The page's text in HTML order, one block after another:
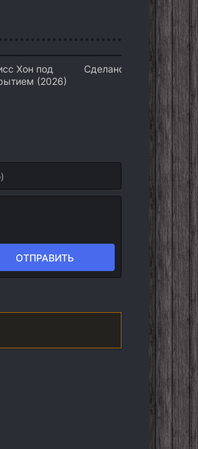
Хон под
(2026)
Сделано в Нью-Джерси
ОТПРАВИТЬ